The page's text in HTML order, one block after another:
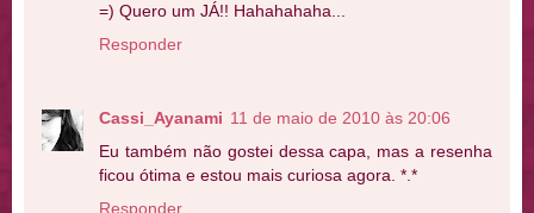
=) Quero um JÁ!! Hahahahaha...
Responder
Cassi_Ayanami 11 de maio de 2010 às 20:06
Eu também não gostei dessa capa, mas a resenha
ficou ótima e estou mais curiosa agora. *.*
Responder